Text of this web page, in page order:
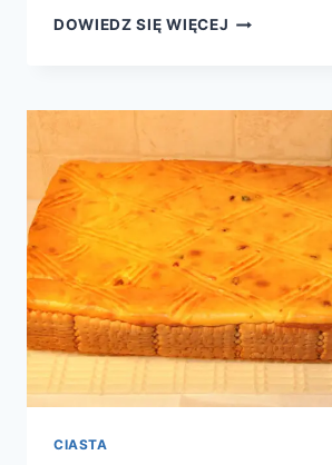
DOWIEDZ SIĘ WIĘCEJ BUŁECZKI
CIASTA